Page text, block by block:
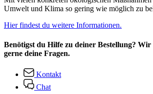
Umwelt und Klima so gering wie möglich zu
Hier findest du weitere Informationen.
Benötigst du Hilfe zu deiner Bestellung?
gerne deine Fragen.
Kontakt
Chat